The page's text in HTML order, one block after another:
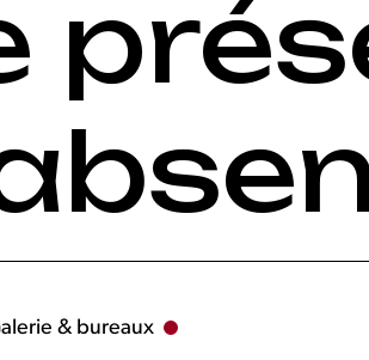
& bureaux